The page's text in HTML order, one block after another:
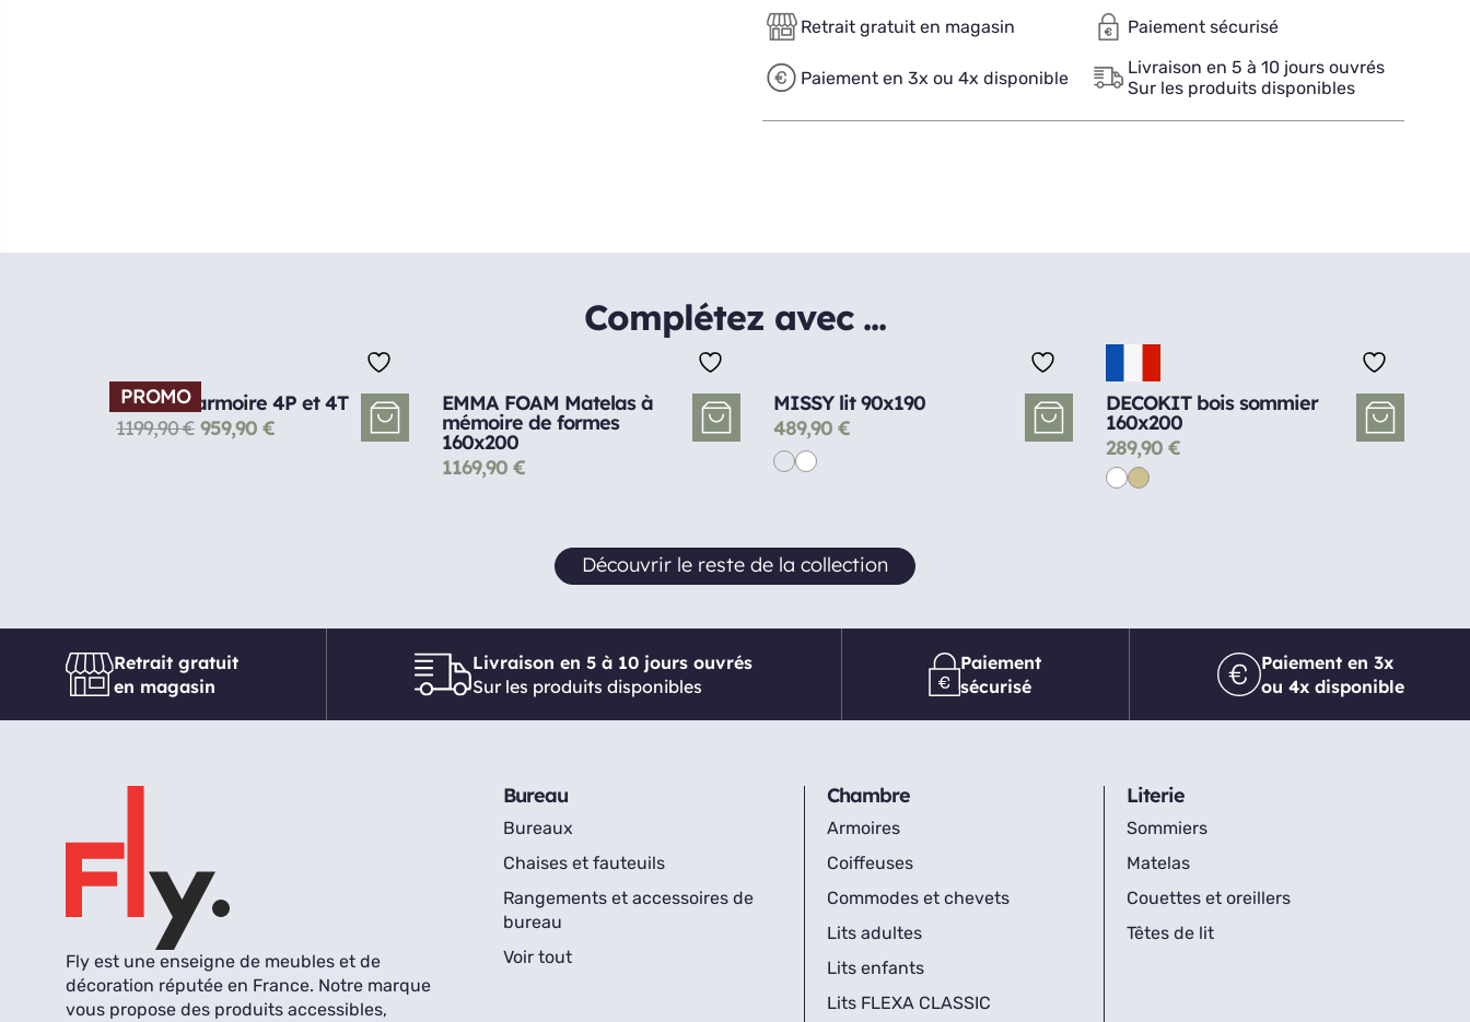
Retrait gratuit en magasin Paiement sécurisé
Paiement en 3x ou 4x disponible
Livraison en 5 à 10 jours ouvrés
Sur les produits disponibles
Complétez avec ...
PROMO
FIAMMA armoire 4P et 4T
1199,90€ 959,90 €
EMMA FOAM Matelas à
mémoire de formes
160x200
1169,90 €
MISSY lit 90x190
489,90 €
DECOKIT bois sommier
160x200
289,90 €
Découvrir le reste de la collection
Retrait gratuit
en magasin
Livraison en 5 à 10 jours ouvrés
Sur les produits disponibles
Paiement
sécurisé
Paiement en 3x
ou 4x disponible
Fly est une enseigne de meubles et de
décoration réputée en France. Notre marque
vous propose des produits accessibles,
Bureau
Bureaux
Chaises et fauteuils
Rangements et accessoires de
bureau
Voir tout
Chambre
Armoires
Coiffeuses
Commodes et chevets
Lits adultes
Lits enfants
Lits FLEXA CLASSIC
Literie
Sommiers
Matelas
Couettes et oreillers
Têtes de lit